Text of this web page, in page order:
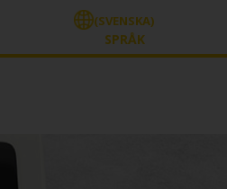
(SVENSKA)
SPRÅK